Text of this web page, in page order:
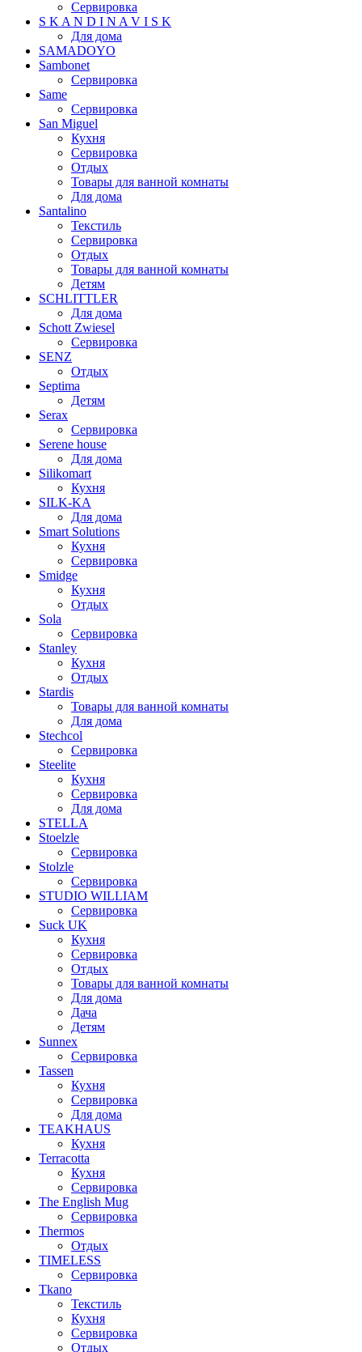
Сервировка
S K A N D I N A V I S K
Для дома
SAMADOYO
Sambonet
Сервировка
Same
Сервировка
San Miguel
Кухня
Сервировка
Отдых
Товары для ванной комнаты
Для дома
Santalino
Текстиль
Сервировка
Отдых
Товары для ванной комнаты
Детям
SCHLITTLER
Для дома
Schott Zwiesel
Сервировка
SENZ
Отдых
Septima
Детям
Serax
Сервировка
Serene house
Для дома
Silikomart
Кухня
SILK-KA
Для дома
Smart Solutions
Кухня
Сервировка
Smidge
Кухня
Отдых
Sola
Сервировка
Stanley
Кухня
Отдых
Stardis
Товары для ванной комнаты
Для дома
Stechcol
Сервировка
Steelite
Кухня
Сервировка
Для дома
STELLA
Stoelzle
Сервировка
Stolzle
Сервировка
STUDIO WILLIAM
Сервировка
Suck UK
Кухня
Сервировка
Отдых
Товары для ванной комнаты
Для дома
Дача
Детям
Sunnex
Сервировка
Tassen
Кухня
Сервировка
Для дома
TEAKHAUS
Кухня
Terracotta
Кухня
Сервировка
The English Mug
Сервировка
Thermos
Отдых
TIMELESS
Сервировка
Tkano
Текстиль
Кухня
Сервировка
Отдых